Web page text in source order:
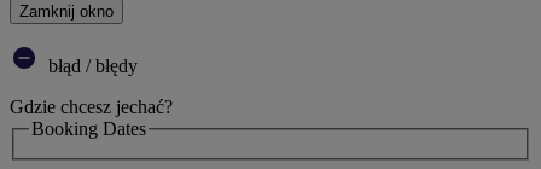
Zamknij okno
błąd / błędy
Gdzie chcesz jechać?
Booking Dates